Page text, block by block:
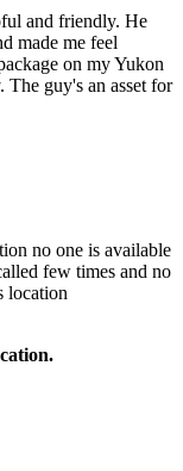
and friendly. He
made me feel
on my Yukon
The guy's an asset for
no one is available
few times and no
location